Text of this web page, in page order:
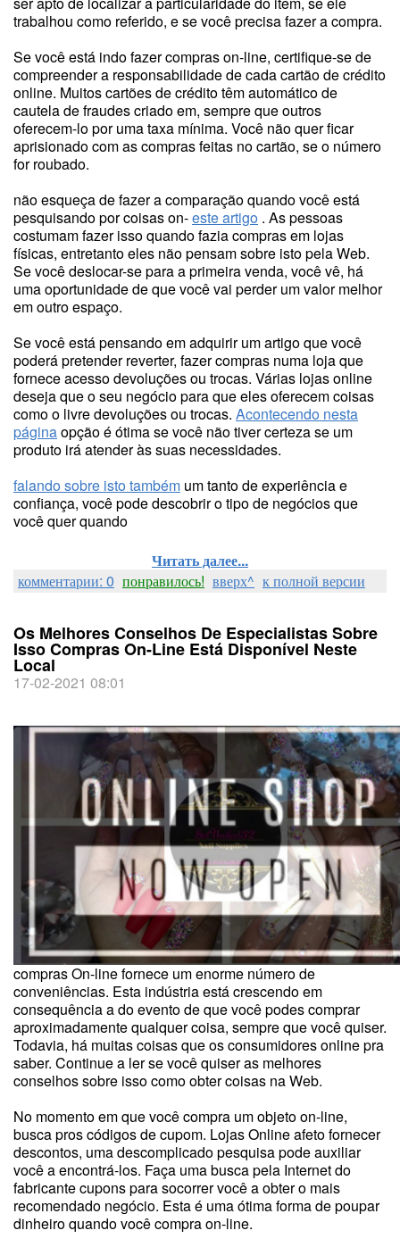
trabalhou como referido, e se você precisa fazer a compra.
Se você está indo fazer compras on-line, certifique-se de
compreender a responsabilidade de cada cartão de crédito
online. Muitos cartões de crédito têm automático de
cautela de fraudes criado em, sempre que outros
oferecem-lo por uma taxa mínima. Você não quer ficar
aprisionado com as compras feitas no cartão, se o número
for roubado.
não esqueça de fazer a comparação quando você está
pesquisando por coisas on-este artigo . As pessoas
costumam fazer isso quando fazia compras em lojas
físicas, entretanto eles não pensam sobre isto pela Web.
Se você deslocar-se para a primeira venda, você vê, há
uma oportunidade de que você vai perder um valor melhor
em outro espaço.
Se você está pensando em adquirir um artigo que você
poderá pretender reverter, fazer compras numa loja que
fornece acesso devoluções ou trocas. Várias lojas online
deseja que o seu negócio para que eles oferecem coisas
como o livre devoluções ou trocas. Acontecendo nesta
páginaopção é ótima se você não tiver certeza se um
produto irá atender às suas necessidades.
falando sobre isto também um tanto de experiência e
confiança, você pode descobrir o tipo de negócios que
você quer quando
Читать далее...
комментарии: 0 понравилось! вверх^ к полной версии
Os Melhores Conselhos De Especialistas Sobre
Isso Compras On-Line Está Disponível Neste
Local
17-02-2021 08:01
compras On-line fornece um enorme número de
conveniências. Esta indústria está crescendo em
consequência a do evento de que você podes comprar
aproximadamente qualquer coisa, sempre que você quiser.
Todavia, há muitas coisas que os consumidores online pra
saber. Continue a ler se você quiser as melhores
conselhos sobre isso como obter coisas na Web.
No momento em que você compra um objeto on-line,
busca pros códigos de cupom. Lojas Online afeto fornecer
descontos, uma descomplicado pesquisa pode auxiliar
você a encontrá-los. Faça uma busca pela Internet do
fabricante cupons para socorrer você a obter o mais
recomendado negócio. Esta é uma ótima forma de poupar
dinheiro quando você compra on-line.